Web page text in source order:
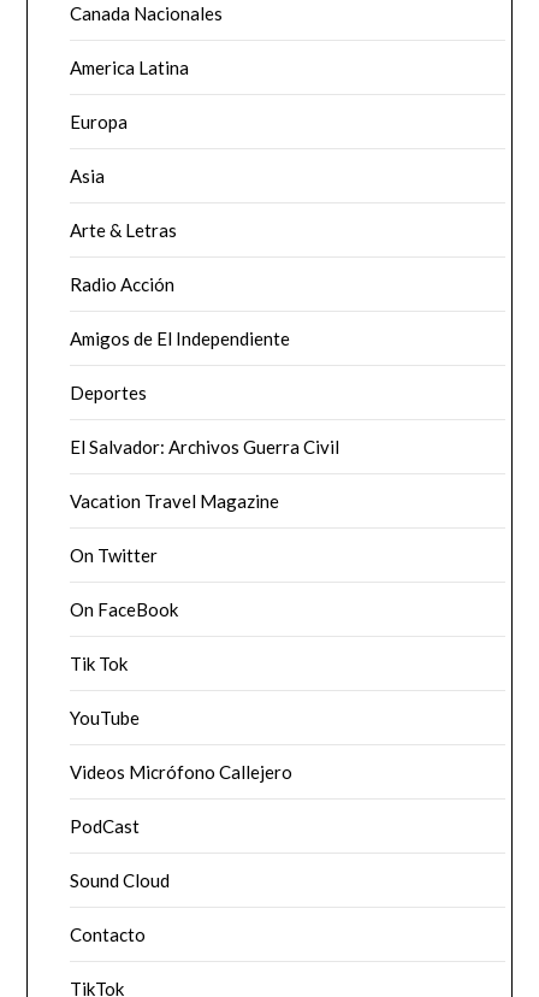
Canada Nacionales
America Latina
Europa
Asia
Arte & Letras
Radio Acción
Amigos de El Independiente
Deportes
El Salvador: Archivos Guerra Civil
Vacation Travel Magazine
On Twitter
On FaceBook
Tik Tok
YouTube
Videos Micrófono Callejero
PodCast
Sound Cloud
Contacto
TikTok